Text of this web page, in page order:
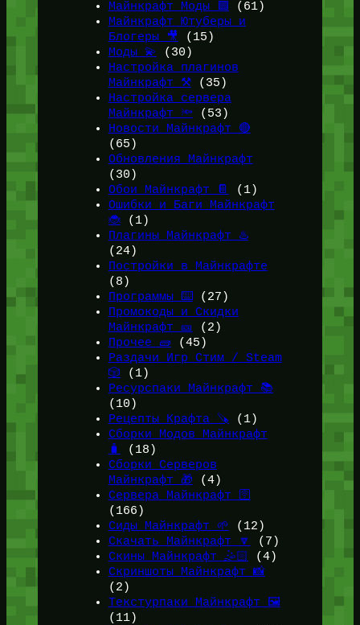
Майнкрафт Моды 🟩
(61)
Майнкрафт Ютуберы и
Блогеры 🎥
(15)
Моды 💫
(30)
Настройка плагинов
Майнкрафт ⚒️(35)
Настройка сервера
Майнкрафт 🔦 (53)
Новости Майнкрафт 🔴
(65)
Обновления Майнкрафт
(30)
Обои Майнкрафт 📔
(1)
Ошибки и Баги Майнкрафт
🐞(1)
Плагины Майнкрафт ♨️
(24)
Постройки в Майнкрафте
(8)
Программы ⌨️ (27)
Промокоды и Скидки
Майнкрафт 🎫
(2)
Прочее 🧱 (45)
Раздачи Игр Стим / Steam
🎲 (1)
Ресурспаки Майнкрафт 📚
(10)
Рецепты Крафта 🪚 (1)
Сборки Модов Майнкрафт
🧳
(18)
Сборки Серверов
Майнкрафт 🎁 (4)
Сервера Майнкрафт 🛜
(166)
Сиды Майнкрафт 🌱
(12)
Скачать Майнкрафт 🔽
(7)
Скины Майнкрафт 🤹🏻
(4)
Скриншоты Майнкрафт 📸
(2)
Текстурпаки Майнкрафт 🖼️
(11)